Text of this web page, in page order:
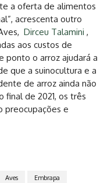
a oferta de alimentos
acrescenta outro
Dirceu Talamini ,
aos custos de
ponto o arroz ajudará a
que a suinocultura e a
de arroz ainda não
final de 2021, os três
preocupações e
Aves
Embrapa